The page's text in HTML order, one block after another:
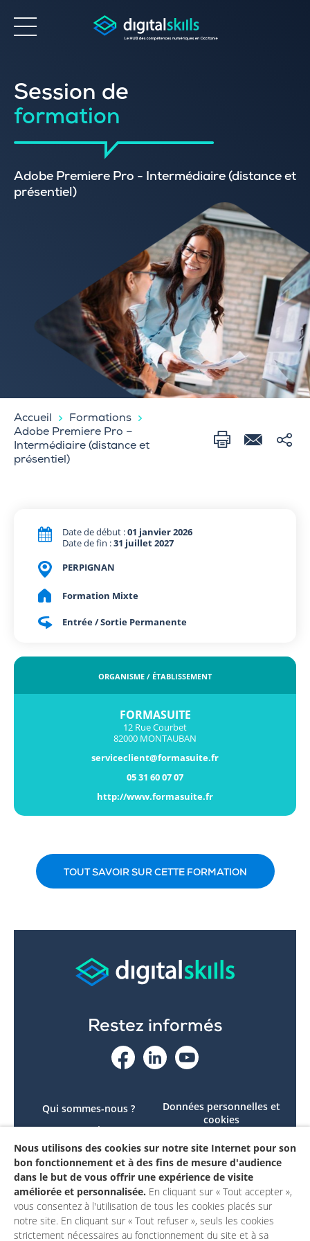
Accessibilité
Session de
formation
Adobe Premiere Pro - Intermédiaire (distance et
présentiel)
Accueil
Formations
Adobe Premiere Pro –
Intermédiaire (distance et
présentiel)
Date de début :01 janvier 2026
Date de fin :31 juillet 2027
PERPIGNAN
Formation Mixte
Entrée / Sortie Permanente
ORGANISME / ÉTABLISSEMENT
FORMASUITE
12 Rue Courbet
82000 MONTAUBAN
serviceclient@formasuite.fr
05 31 60 07 07
http://www.formasuite.fr
TOUT SAVOIR SUR CETTE FORMATION
Restez informés
Qui sommes-nous ?
Le projet
Contactez-nous
Mon compte
Données personnelles et
cookies
conforme
Mentions légales
Nous utilisons des cookies sur notre site Internet pour son
bon fonctionnement et à des fins de mesure d'audience
dans le but de vous offrir une expérience de visite
améliorée et personnalisée. En cliquant sur « Tout accepter »,
vous consentez à l'utilisation de tous les cookies placés sur
notre site. En cliquant sur « Tout refuser », seuls les cookies
strictement nécessaires au fonctionnement du site et à sa